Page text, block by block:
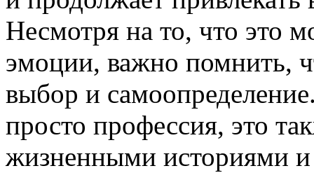
Несмотря на то, что это
эмоции, важно помнить,
выбор и
просто профессия, это
жизненными историями